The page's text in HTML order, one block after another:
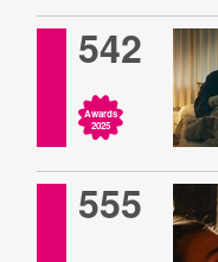
542
Awards
2025
555